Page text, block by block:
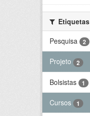
Etiquetas
Pesquisa
2
Projeto 2
Bolsistas 1
Cursos 1